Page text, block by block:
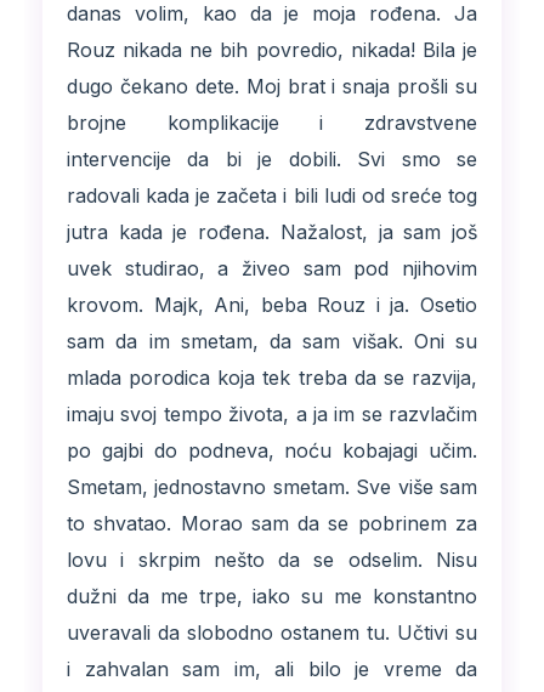
danas volim, kao da je moja rođena. Ja
Rouz nikada ne bih povredio, nikada! Bila je
dugo čekano dete. Moj brat i snaja prošli su
brojne komplikacije i zdravstvene
intervencije da bi je dobili. Svi smo se
radovali kada je začeta i bili ludi od sreće tog
jutra kada je rođena. Nažalost, ja sam još
uvek studirao, a živeo sam pod njihovim
krovom. Majk, Ani, beba Rouz i ja. Osetio
sam da im smetam, da sam višak. Oni su
mlada porodica koja tek treba da se razvija,
imaju svoj tempo života, a ja im se razvlačim
po gajbi do podneva, noću kobajagi učim.
Smetam, jednostavno smetam. Sve više sam
to shvatao. Morao sam da se pobrinem za
lovu i skrpim nešto da se odselim. Nisu
dužni da me trpe, iako su me konstantno
uveravali da slobodno ostanem tu. Učtivi su
i zahvalan sam im, ali bilo je vreme da